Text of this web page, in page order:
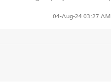
04-Aug-2403:27 AM